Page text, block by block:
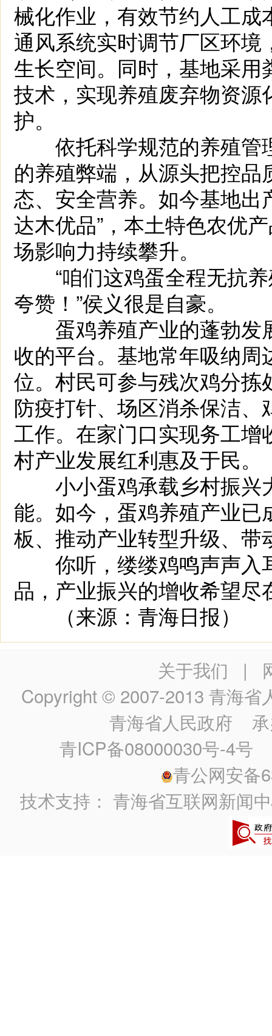
械化作业，有效节约人工
通风系统实时调节厂区环
生长空间。同时，基地采
技术，实现养殖废弃物资
护。
依托科学规范的养殖管
的养殖弊端，从源头把控
态、安全营养。如今基地出
达木优品”，本土特色农优
场影响力持续攀升。
“咱们这鸡蛋全程无抗养
夸赞！”侯义很是自豪。
蛋鸡养殖产业的蓬勃发
收的平台。基地常年吸纳
位。村民可参与残次鸡分
防疫打针、场区消杀保洁
工作。在家门口实现务工
村产业发展红利惠及于民。
小小蛋鸡承载乡村振兴
能。如今，蛋鸡养殖产业
板、推动产业转型升级、
你听，缕缕鸡鸣声声入
品，产业振兴的增收希望
（来源：青海日报）
关于我们 |
Copyright © 2007-2013 青海省
青海省人民政府 承
青ICP备08000030号-4号
青公网安备
技术支持：青海省互联网新闻